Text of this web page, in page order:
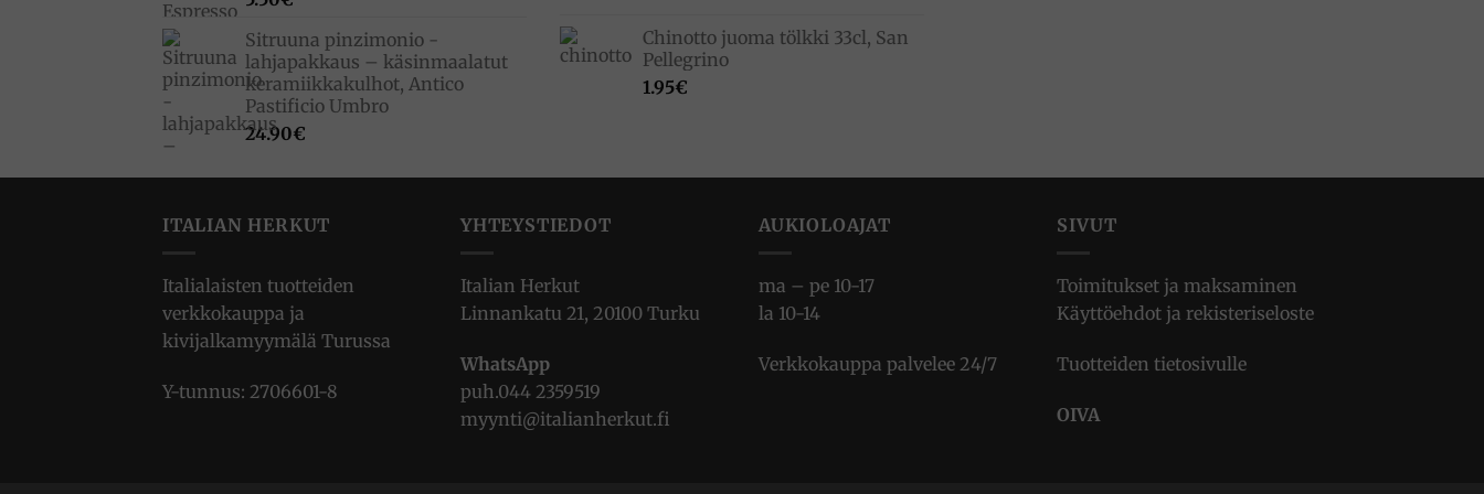
Sitruuna pinzimonio -
lahjapakkaus – käsinmaalatut
keramiikkakulhot, Antico
Pastificio Umbro
24.90€
Chinotto juoma tölkki 33cl, San
Pellegrino
1.95€
ITALIAN HERKUT
Italialaisten tuotteiden
verkkokauppa ja
kivijalkamyymälä Turussa
Y-tunnus: 2706601-8
YHTEYSTIEDOT
Italian Herkut
Linnankatu 21, 20100 Turku
WhatsApp
puh.044 2359519
myynti@italianherkut.fi
AUKIOLOAJAT
ma – pe 10-17
la 10-14
Verkkokauppa palvelee 24/7
SIVUT
Toimitukset ja maksaminen
Käyttöehdot ja rekisteriseloste
Tuotteiden tietosivulle
OIVA